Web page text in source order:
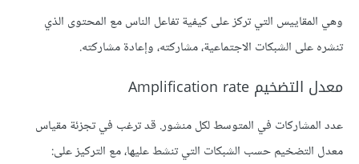
وهي المقاييس التي تركز على كيفية تفاعل الناس مع المحتوى الذي
تنشره على الشبكات الاجتماعية، مشاركته، وإعادة مشاركته.
معدل التضخيم Amplification rate
عدد المشاركات في المتوسط لكل منشور. قد ترغب في تجزئة مقياس
معدل التضخيم حسب الشبكات التي تنشط عليها، مع التركيز على: